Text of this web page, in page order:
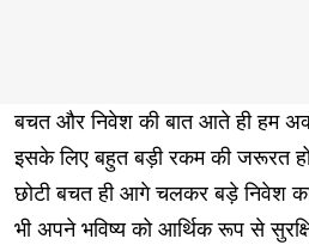
बचत और निवेश की बात आते ही हम
इसके लिए बहुत बड़ी रकम की जरूरत
छोटी बचत ही आगे चलकर बड़े निवेश
भी अपने भविष्य को आर्थिक रूप से